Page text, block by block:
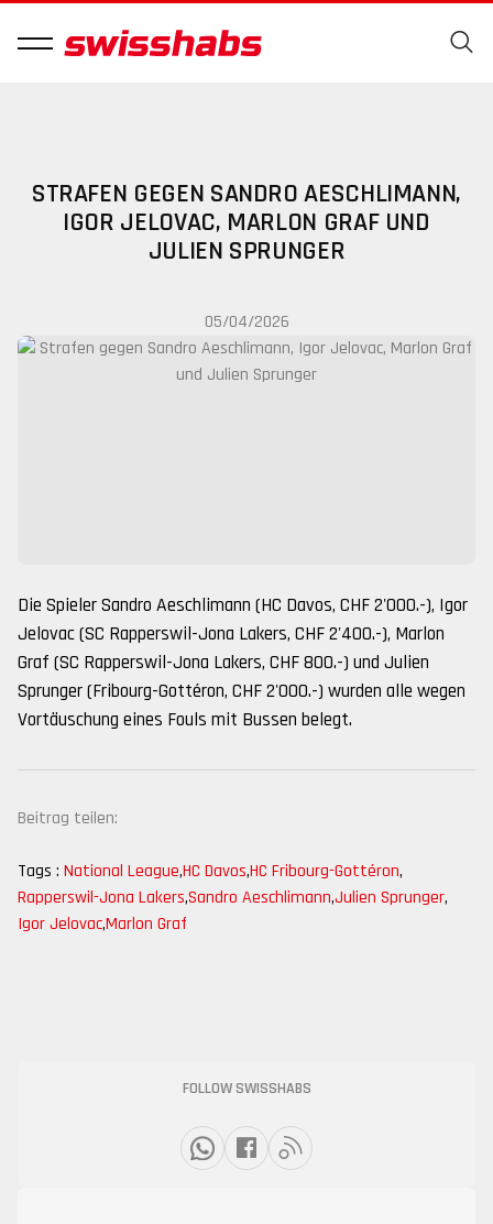
STRAFEN GEGEN SANDRO AESCHLIMANN,
IGOR JELOVAC, MARLON GRAF UND
JULIEN SPRUNGER
05/04/2026
Die Spieler Sandro Aeschlimann (HC Davos, CHF 2'000.-), Igor
Jelovac (SC Rapperswil-Jona Lakers, CHF 2'400.-), Marlon
Graf (SC Rapperswil-Jona Lakers, CHF 800.-) und Julien
Sprunger (Fribourg-Gottéron, CHF 2'000.-) wurden alle wegen
Vortäuschung eines Fouls mit Bussen belegt.
Beitrag teilen:
Tags : National League,HC Davos,HC Fribourg-Gottéron,
Rapperswil-Jona Lakers,Sandro Aeschlimann,Julien Sprunger,
Igor Jelovac,Marlon Graf
FOLLOW SWISSHABS